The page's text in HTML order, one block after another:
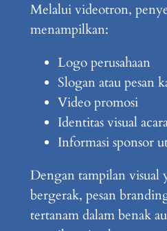
Melalui videotron,
menampilkan:
Logo perusahaan
Slogan atau pesan
Video promosi
Identitas visual
Informasi sponsor
Dengan tampilan visual
bergerak, pesan
tertanam dalam benak